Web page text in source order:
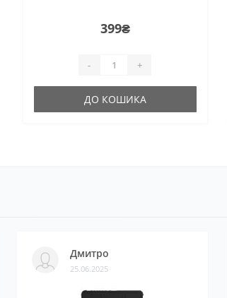
399₴
- +
ДО КОШИКА
Дмитро
25.06.2025